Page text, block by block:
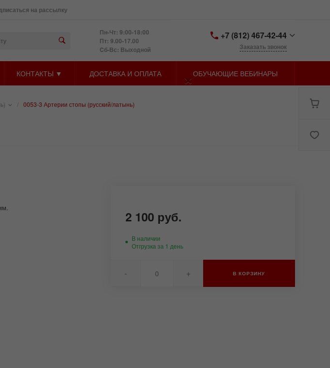
на рассылку
Пн-Чт: 9:00-18:00
Пт: 9.00-17.00
Cб-Вс: Выходной
+7 (812) 467-42-44
Санкт-Петербург,
73, лит. У
Заказать звонок
КОНТАКТЫ ▼ ДОСТАВКА И ОПЛАТА ОБУЧАЮЩИЕ ВЕБИНАРЫ
/ 0053-3 Артерии стопы (русский/латынь)
2 100 руб.
В наличии
Отгрузка за 1 день
- + В КОРЗИНУ
×